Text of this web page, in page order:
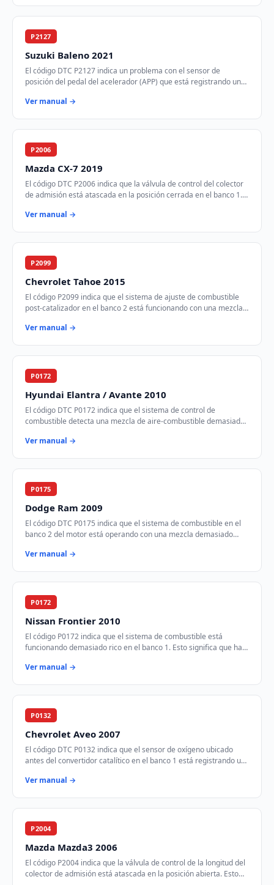
P2127
Suzuki Baleno 2021
El código DTC P2127 indica un problema con el sensor de
posición del pedal del acelerador (APP) que está registrando un
Ver manual →
P2006
Mazda CX-7 2019
El código DTC P2006 indica que la válvula de control del colector
de admisión está atascada en la posición cerrada en el banco 1.
Ver manual →
P2099
Chevrolet Tahoe 2015
El código P2099 indica que el sistema de ajuste de combustible
post-catalizador en el banco 2 está funcionando con una mezcla
Ver manual →
P0172
Hyundai Elantra / Avante 2010
El código DTC P0172 indica que el sistema de control de
combustible detecta una mezcla de aire-combustible demasiado
Ver manual →
P0175
Dodge Ram 2009
El código DTC P0175 indica que el sistema de combustible en el
banco 2 del motor está operando con una mezcla demasiado
Ver manual →
P0172
Nissan Frontier 2010
El código P0172 indica que el sistema de combustible está
funcionando demasiado rico en el banco 1. Esto significa que hay
Ver manual →
P0132
Chevrolet Aveo 2007
El código DTC P0132 indica que el sensor de oxígeno ubicado
antes del convertidor catalítico en el banco 1 está registrando un
Ver manual →
P2004
Mazda Mazda3 2006
El código P2004 indica que la válvula de control de la longitud del
colector de admisión está atascada en la posición abierta. Esto